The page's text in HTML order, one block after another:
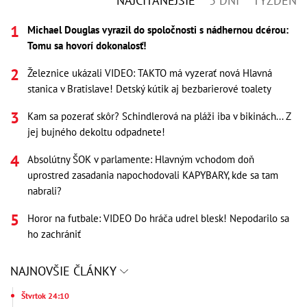
Michael Douglas vyrazil do spoločnosti s nádhernou dcérou:
Tomu sa hovorí dokonalosť!
Železnice ukázali VIDEO: TAKTO má vyzerať nová Hlavná
stanica v Bratislave! Detský kútik aj bezbarierové toalety
Kam sa pozerať skôr? Schindlerová na pláži iba v bikinách... Z
jej bujného dekoltu odpadnete!
Absolútny ŠOK v parlamente: Hlavným vchodom doň
uprostred zasadania napochodovali KAPYBARY, kde sa tam
nabrali?
Horor na futbale: VIDEO Do hráča udrel blesk! Nepodarilo sa
ho zachrániť
NAJNOVŠIE ČLÁNKY
Štvrtok 24:10